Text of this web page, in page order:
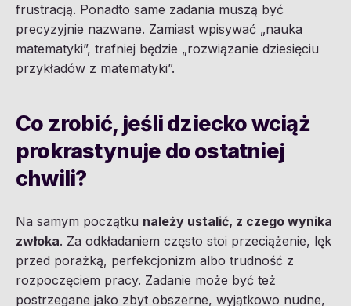
frustracją. Ponadto same zadania muszą być
precyzyjnie nazwane. Zamiast wpisywać „nauka
matematyki”, trafniej będzie „rozwiązanie dziesięciu
przykładów z matematyki”.
Co zrobić, jeśli dziecko wciąż
prokrastynuje do ostatniej
chwili?
Na samym początku należy ustalić, z czego wynika
zwłoka. Za odkładaniem często stoi przeciążenie, lęk
przed porażką, perfekcjonizm albo trudność z
rozpoczęciem pracy. Zadanie może być też
postrzegane jako zbyt obszerne, wyjątkowo nudne,